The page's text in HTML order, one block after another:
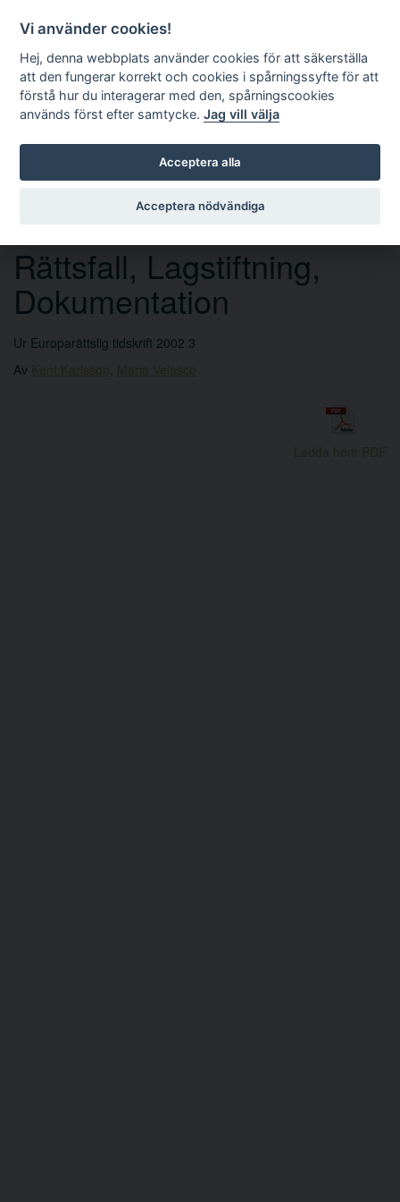
Sök
Rättsfall, Lagstiftning,
Dokumentation
Ur Europarättslig tidskrift 2002 3
Av
Vi använder cookies!
Hej, denna webbplats använder cookies för att säkerställa
att den fungerar korrekt och cookies i spårningssyfte för att
förstå hur du interagerar med den, spårningscookies
används först efter samtycke.Jag vill välja
Acceptera alla
Acceptera nödvändiga